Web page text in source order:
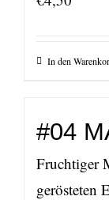
In den
#04
Fruchtiger
gerösteten